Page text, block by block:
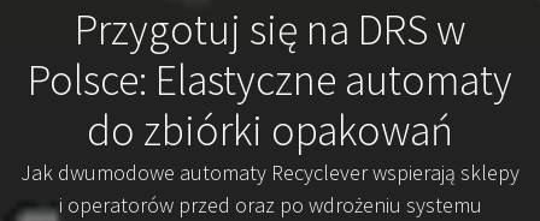
Przygotuj się na DRS w
Polsce: Elastyczne automaty
do zbiórki opakowań
Jak dwumodowe automaty Recyclever wspierają sklepy
i operatorów przed oraz po wdrożeniu systemu